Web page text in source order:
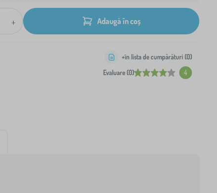
+ Adaugă în coș
Evaluare (0) 4
+în lista de cumpărături (0)